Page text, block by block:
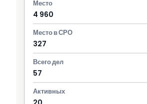
4 960
327
57